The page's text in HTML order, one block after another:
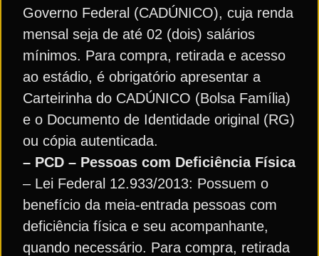
Governo Federal (CADÚNICO), cuja renda
mensal seja de até 02 (dois) salários
mínimos. Para compra, retirada e acesso
ao estádio, é obrigatório apresentar a
Carteirinha do CADÚNICO (Bolsa Família)
e o Documento de Identidade original (RG)
ou cópia autenticada.
– PCD – Pessoas com Deficiência Física
– Lei Federal 12.933/2013: Possuem o
benefício da meia-entrada pessoas com
deficiência física e seu acompanhante,
quando necessário. Para compra, retirada